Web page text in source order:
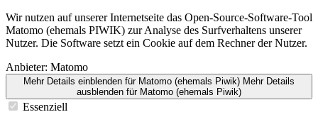
Wir nutzen auf unserer Internetseite das Open-Source-Software-Tool
Matomo (ehemals PIWIK) zur Analyse des Surfver­haltens unserer
Nutzer. Die Software setzt ein Cookie auf dem Rechner der Nutzer.
Anbieter: Matomo
Mehr Details einblenden für Matomo (ehemals Piwik) Mehr Details
ausblenden für Matomo (ehemals Piwik)
Essenziell